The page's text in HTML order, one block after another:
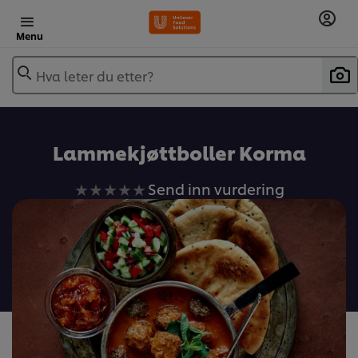
Menu
Hva leter du etter?
Lammekjøttboller Korma
Ingen
vurderinger
sendt
inn
for
denne
recipe
Send inn vurdering